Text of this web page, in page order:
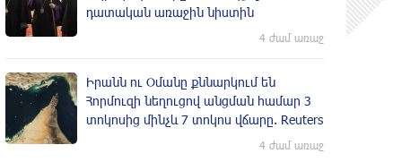
դատական առաջին նիստին
4 ժամ առաջ
Իրանն ու Օմանը քննարկում են
Հորմուզի նեղուցով անցման համար 3
տոկոսից մինչև 7 տոկոս վճարը. Reuters
4 ժամ առաջ